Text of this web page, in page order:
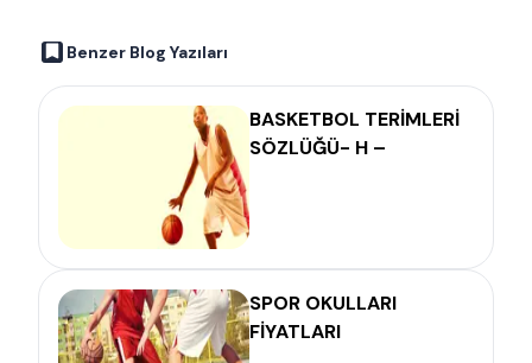
Benzer Blog Yazıları
BASKETBOL TERİMLERİ
SÖZLÜĞÜ- H –
SPOR OKULLARI
FİYATLARI